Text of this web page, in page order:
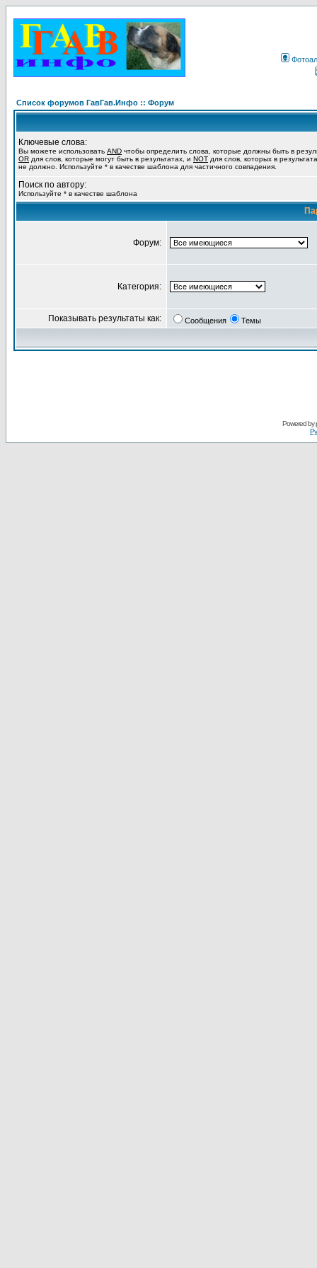
Список форумов ГавГав.Инфо :: Форум
Ключевые слова:
Вы можете использовать AND чтобы определить слова, которые должны быть в
OR для слов, которые могут быть в результатах, и NOT для слов, которых в
не должно. Используйте * в качестве шаблона для частичного совпадения.
Поиск по автору:
Используйте * в качестве шаблона
Форум:
Категория:
Показывать результаты как: Сообщения Темы
Powered by